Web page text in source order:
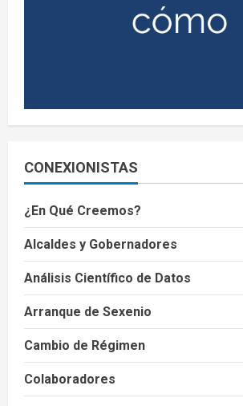
CONEXIONISTAS
¿En Qué Creemos?
Alcaldes y Gobernadores
Análisis Científico de Datos
Arranque de Sexenio
Cambio de Régimen
Colaboradores